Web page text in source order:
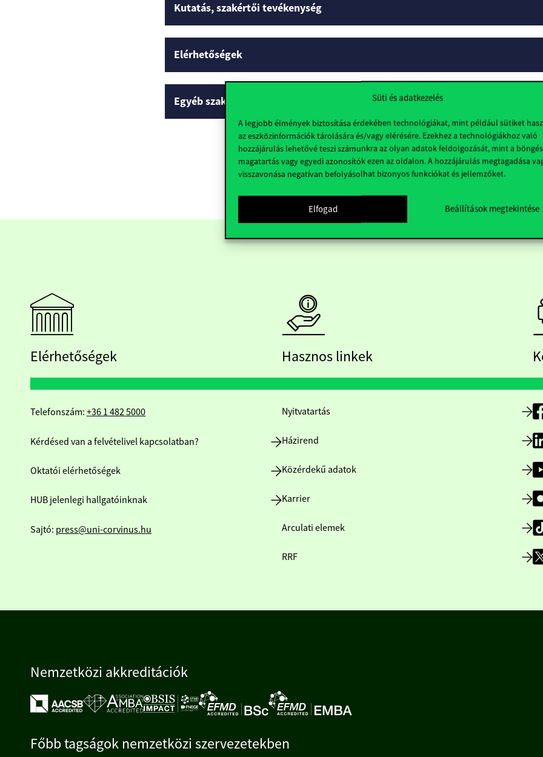
Süti és adatkezelés
A legjobb élmények biztosítása érdekében technológiákat, mint például sütiket
az eszközinformációk tárolására és/vagy elérésére. Ezekhez a technológiákhoz való
hozzájárulás lehetővé teszi számunkra az olyan adatok feldolgozását, mint a
magatartás vagy egyedi azonosítók ezen az oldalon. A hozzájárulás megtagadása
visszavonása negatívan befolyásolhat bizonyos funkciókat és jellemzőket.
Elfogad Beállítások megtekintése
Kutatás, szakértői tevékenység
Elérhetőségek
Egyéb szakmai profilok
Elérhetőségek
Telefonszám: +36 1 482 5000
Kérdésed van a felvételivel kapcsolatban?
Oktatói elérhetőségek
HUB jelenlegi hallgatóinknak
Sajtó: press@uni-corvinus.hu
Hasznos linkek
Nyitvatartás
Házirend
Közérdekű adatok
Karrier
Arculati elemek
RRF
Nemzetközi akkreditációk
Főbb tagságok nemzetközi szervezetekben